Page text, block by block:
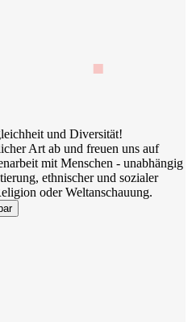
und Diversität!
Art ab und freuen uns auf
mit Menschen - unabhängig
ethnischer und sozialer
oder Weltanschauung.